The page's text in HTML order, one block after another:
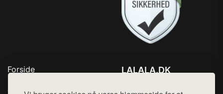
Forside
LALALA.DK